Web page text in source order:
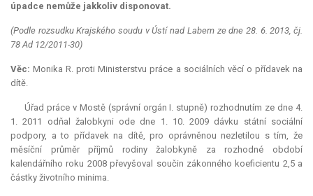
úpadce nemůže jakkoliv disponovat.
(Podle rozsudku Krajského soudu v Ústí nad Labem ze dne 28. 6. 2013, čj.
78 Ad 12/2011-30)
Věc: Monika R. proti Ministerstvu práce a sociálních věcí o přídavek na
dítě.
Úřad práce v Mostě (správní orgán I. stupně) rozhodnutím ze dne 4.
1. 2011 odňal žalobkyni ode dne 1. 10. 2009 dávku státní sociální
podpory, a to přídavek na dítě, pro oprávněnou nezletilou s tím, že
měsíční průměr příjmů rodiny žalobkyně za rozhodné období
kalendářního roku 2008 převyšoval součin zákonného koeficientu 2,5 a
částky životního minima.